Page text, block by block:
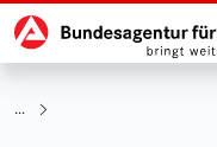
zu den Hauptinhalten